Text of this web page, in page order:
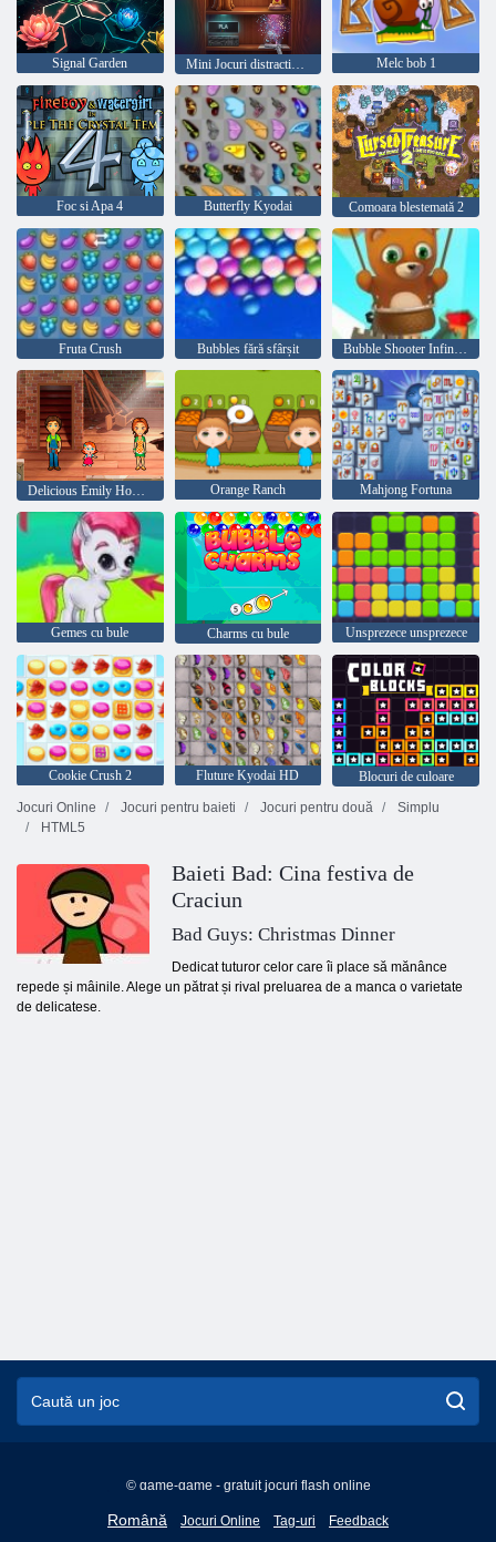
Signal Garden Mini Jocuri distractive relaxante Melc bob 1
Foc si Apa 4 Butterfly Kyodai Comoara blestemată 2
Fruta Crush Bubbles fără sfârșit
Delicious Emily Home Sweet Home Orange Ranch Mahjong Fortuna
Gemes cu bule Charms cu bule Unsprezece unsprezece
Cookie Crush 2 Fluture Kyodai HD
Blocuri de culoare
Jocuri Online
Jocuri pentru baieti Jocuri pentru două
Simplu
HTML5
Baieti Bad: Cina festiva de
Craciun
Bad Guys: Christmas Dinner
Dedicat tuturor celor care îi place să mănânce
repede și mâinile. Alege un pătrat și rival preluarea de a manca o varietate
de delicatese.
© game-game - gratuit jocuri flash online
Română
English
Jocuri Online Tag-uri Feedback